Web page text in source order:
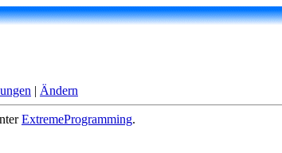
| Ändern
ExtremeProgramming.